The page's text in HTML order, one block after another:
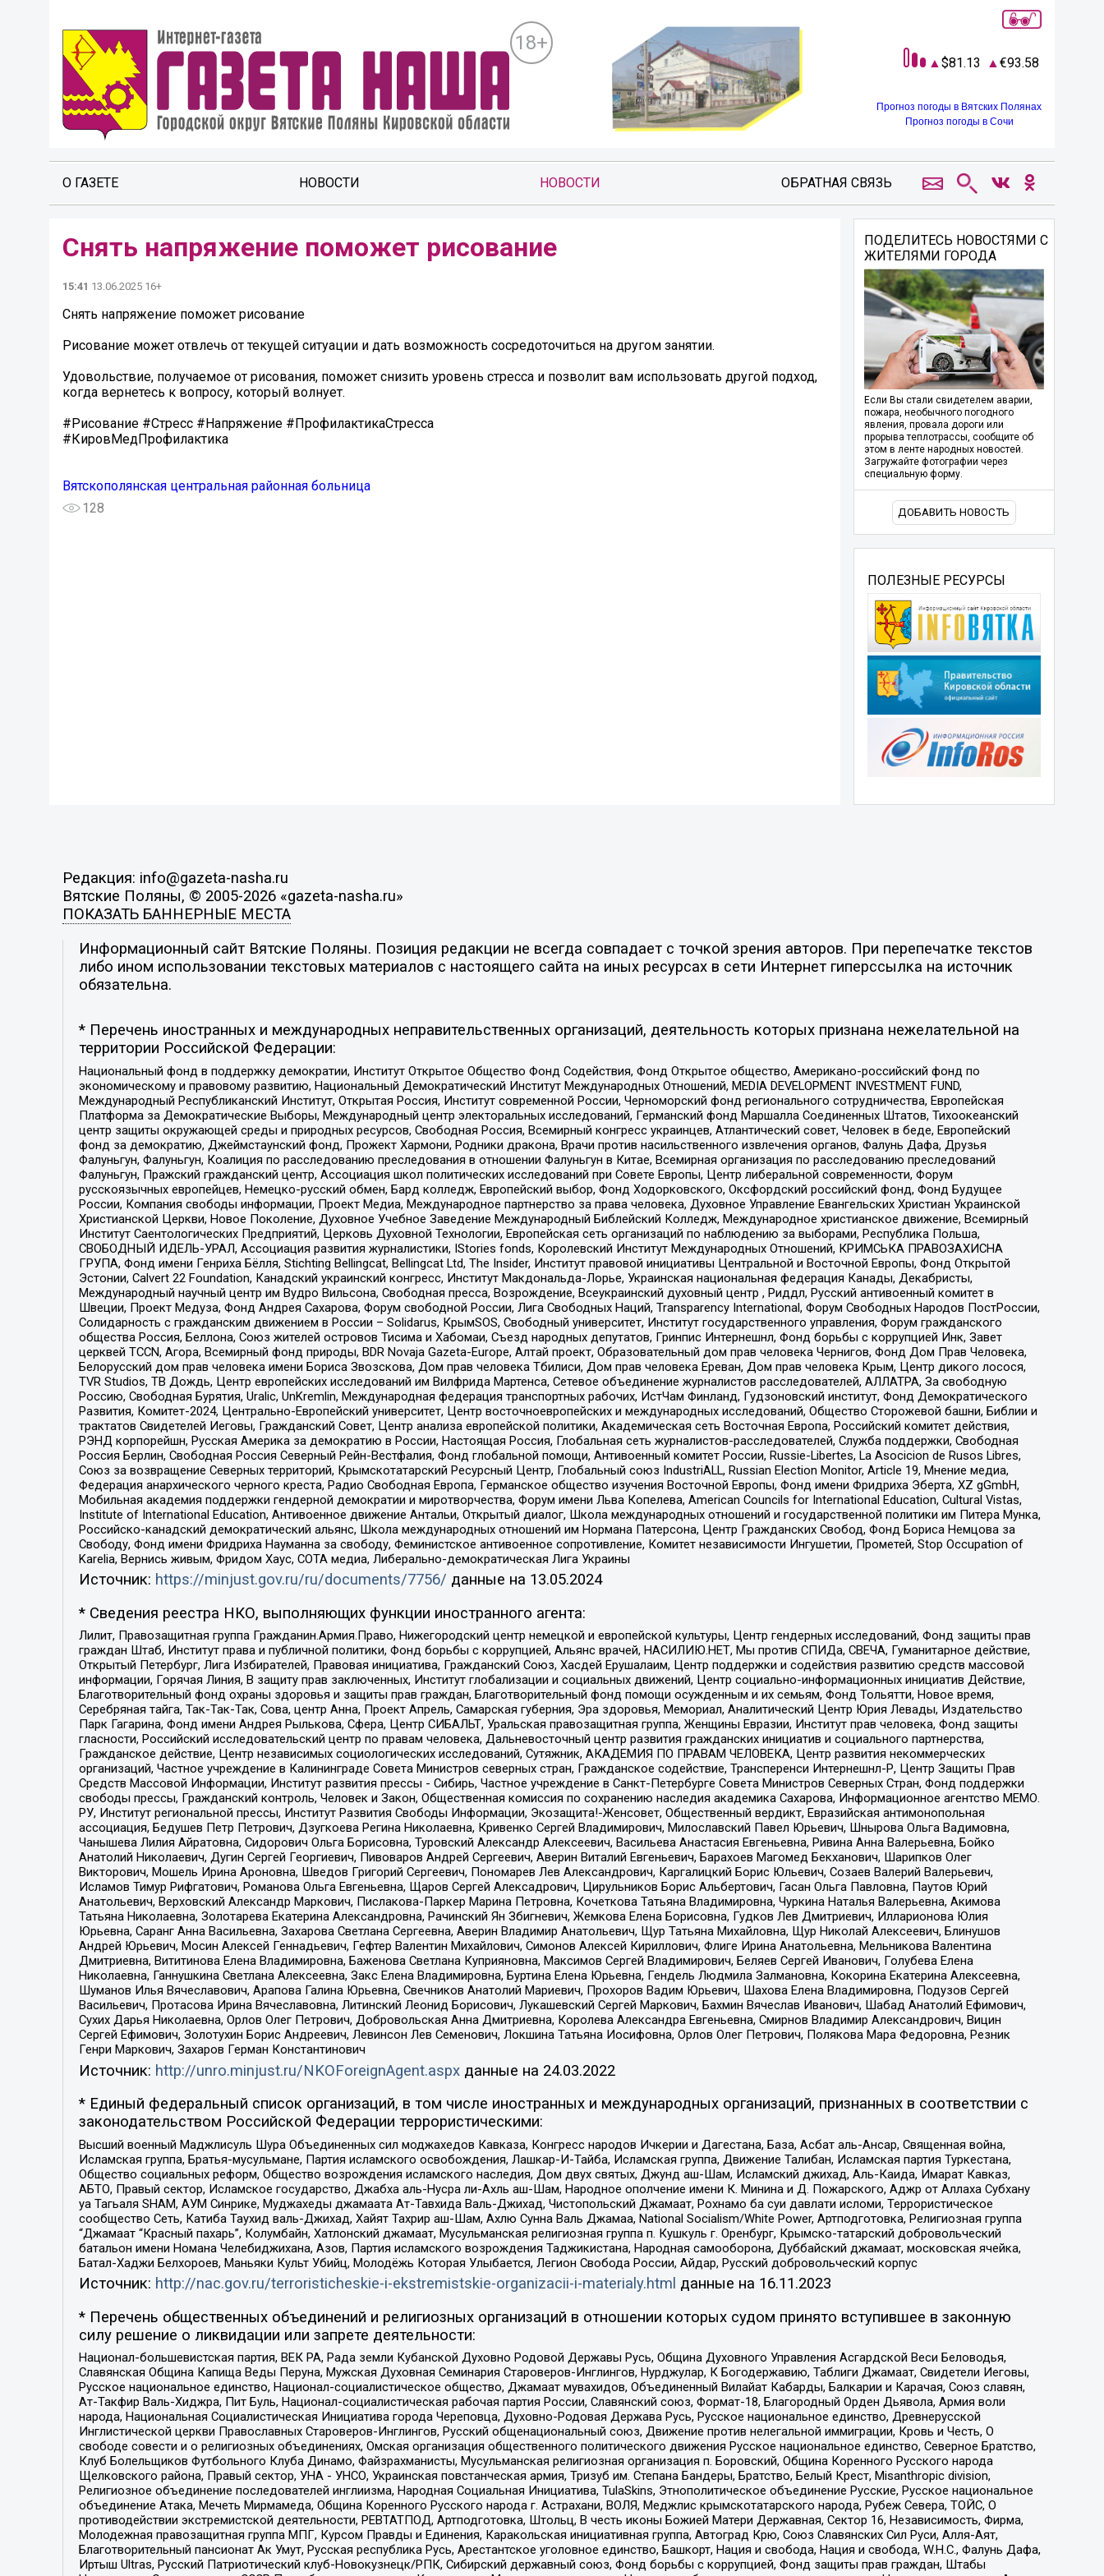
18+
81.13 93.58
Прогноз погоды в Вятских Полянах
Прогноз погоды в Сочи
О ГАЗЕТЕ НОВОСТИ НОВОСТИ ОБРАТНАЯ СВЯЗЬ
Снять напряжение поможет рисование
15:41 13.06.2025 16+
Снять напряжение поможет рисование
Рисование может отвлечь от текущей ситуации и дать возможность сосредоточиться на другом занятии.
Удовольствие, получаемое от рисования, поможет снизить уровень стресса и позволит вам использовать другой подход,
когда вернетесь к вопросу, который волнует.
#Рисование #Стресс #Напряжение #ПрофилактикаСтресса
#КировМедПрофилактика
Вятскополянская центральная районная больница
128
ПОДЕЛИТЕСЬ НОВОСТЯМИ С
ЖИТЕЛЯМИ ГОРОДА
Если Вы стали свидетелем аварии,
пожара, необычного погодного
явления, провала дороги или
прорыва теплотрассы, сообщите об
этом в ленте народных новостей.
Загружайте фотографии через
специальную форму.
ДОБАВИТЬ НОВОСТЬ
ПОЛЕЗНЫЕ РЕСУРСЫ
Редакция: info@gazeta-nasha.ru
Вятские Поляны, © 2005-2026 «gazeta-nasha.ru»
ПОКАЗАТЬ БАННЕРНЫЕ МЕСТА
Информационный сайт Вятские Поляны. Позиция редакции не всегда совпадает с точкой зрения авторов. При перепечатке текстов
либо ином использовании текстовых материалов с настоящего сайта на иных ресурсах в сети Интернет гиперссылка на источник
обязательна.
* Перечень иностранных и международных неправительственных организаций, деятельность которых признана нежелательной на
территории Российской Федерации:
Национальный фонд в поддержку демократии, Институт Открытое Общество Фонд Содействия, Фонд Открытое общество, Американо-российский фонд по
экономическому и правовому развитию, Национальный Демократический Институт Международных Отношений, MEDIA DEVELOPMENT INVESTMENT FUND,
Международный Республиканский Институт, Открытая Россия, Институт современной России, Черноморский фонд регионального сотрудничества, Европейская
Платформа за Демократические Выборы, Международный центр электоральных исследований, Германский фонд Маршалла Соединенных Штатов, Тихоокеанский
центр защиты окружающей среды и природных ресурсов, Свободная Россия, Всемирный конгресс украинцев, Атлантический совет, Человек в беде, Европейский
фонд за демократию, Джеймстаунский фонд, Прожект Хармони, Родники дракона, Врачи против насильственного извлечения органов, Фалунь Дафа, Друзья
Фалуньгун, Фалуньгун, Коалиция по расследованию преследования в отношении Фалуньгун в Китае, Всемирная организация по расследованию преследований
Фалуньгун, Пражский гражданский центр, Ассоциация школ политических исследований при Совете Европы, Центр либеральной современности, Форум
русскоязычных европейцев, Немецко-русский обмен, Бард колледж, Европейский выбор, Фонд Ходорковского, Оксфордский российский фонд, Фонд Будущее
России, Компания свободы информации, Проект Медиа, Международное партнерство за права человека, Духовное Управление Евангельских Христиан Украинской
Христианской Церкви, Новое Поколение, Духовное Учебное Заведение Международный Библейский Колледж, Международное христианское движение, Всемирный
Институт Саентологических Предприятий, Церковь Духовной Технологии, Европейская сеть организаций по наблюдению за выборами, Республика Польша,
СВОБОДНЫЙ ИДЕЛЬ-УРАЛ, Ассоциация развития журналистики, IStories fonds, Королевский Институт Международных Отношений, КРИМСЬКА ПРАВОЗАХИСНА
ГРУПА, Фонд имени Генриха Бёлля, Stichting Bellingcat, Bellingcat Ltd, The Insider, Институт правовой инициативы Центральной и Восточной Европы, Фонд Открытой
Эстонии, Calvert 22 Foundation, Канадский украинский конгресс, Институт Макдональда-Лорье, Украинская национальная федерация Канады, Декабристы,
Международный научный центр им Вудро Вильсона, Свободная пресса, Возрождение, Всеукраинский духовный центр , Риддл, Русский антивоенный комитет в
Швеции, Проект Медуза, Фонд Андрея Сахарова, Форум свободной России, Лига Свободных Наций, Transparеncy International, Форум Свободных Народов ПостРоссии,
Солидарность с гражданским движением в России – Solidarus, КрымSOS, Свободный университет, Институт государственного управления, Форум гражданского
общества Россия, Беллона, Союз жителей островов Тисима и Хабомаи, Съезд народных депутатов, Гринпис Интернешнл, Фонд борьбы с коррупцией Инк, Завет
церквей TCCN, Агора, Всемирный фонд природы, BDR Novaja Gazeta-Europe, Алтай проект, Образовательный дом прав человека Чернигов, Фонд Дом Прав Человека,
Белорусский дом прав человека имени Бориса Звозскова, Дом прав человека Тбилиси, Дом прав человека Ереван, Дом прав человека Крым, Центр дикого лосося,
TVR Studios, ТВ Дождь, Центр европейских исследований им Вилфрида Мартенса, Сетевое объединение журналистов расследователей, АЛЛАТРА, За свободную
Россию, Свободная Бурятия, Uralic, UnKremlin, Международная федерация транспортных рабочих, ИстЧам Финланд, Гудзоновский институт, Фонд Демократического
Развития, Комитет-2024, Центрально-Европейский университет, Центр восточноевропейских и международных исследований, Общество Сторожевой башни, Библии и
трактатов Свидетелей Иеговы, Гражданский Совет, Центр анализа европейской политики, Академическая сеть Восточная Европа, Российский комитет действия,
РЭНД корпорейшн, Русская Америка за демократию в России, Настоящая Россия, Глобальная сеть журналистов-расследователей, Служба поддержки, Свободная
Россия Берлин, Свободная Россия Северный Рейн-Вестфалия, Фонд глобальной помощи, Антивоенный комитет России, Russie-Libertes, La Asocicion de Rusos Libres,
Союз за возвращение Северных территорий, Крымскотатарский Ресурсный Центр, Глобальный союз IndustriALL, Russian Election Monitor, Article 19, Мнение медиа,
Федерация анархического черного креста, Радио Свободная Европа, Германское общество изучения Восточной Европы, Фонд имени Фридриха Эберта, XZ gGmbH,
Мобильная академия поддержки гендерной демократии и миротворчества, Форум имени Льва Копелева, American Councils for International Education, Cultural Vistas,
Institute of International Education, Антивоенное движение Антальи, Открытый диалог, Школа международных отношений и государственной политики им Питера Мунка,
Российско-канадский демократический альянс, Школа международных отношений им Нормана Патерсона, Центр Гражданских Свобод, Фонд Бориса Немцова за
Свободу, Фонд имени Фридриха Науманна за свободу, Феминистское антивоенное сопротивление, Комитет независимости Ингушетии, Прометей, Stop Occupation of
Karelia, Вернись живым, Фридом Хаус, СОТА медиа, Либерально-демократическая Лига Украины
Источник: https://minjust.gov.ru/ru/documents/7756/ данные на 13.05.2024
* Сведения реестра НКО, выполняющих функции иностранного агента:
Лилит, Правозащитная группа Гражданин.Армия.Право, Нижегородский центр немецкой и европейской культуры, Центр гендерных исследований, Фонд защиты прав
граждан Штаб, Институт права и публичной политики, Фонд борьбы с коррупцией, Альянс врачей, НАСИЛИЮ.НЕТ, Мы против СПИДа, СВЕЧА, Гуманитарное действие,
Открытый Петербург, Лига Избирателей, Правовая инициатива, Гражданский Союз, Хасдей Ерушалаим, Центр поддержки и содействия развитию средств массовой
информации, Горячая Линия, В защиту прав заключенных, Институт глобализации и социальных движений, Центр социально-информационных инициатив Действие,
Благотворительный фонд охраны здоровья и защиты прав граждан, Благотворительный фонд помощи осужденным и их семьям, Фонд Тольятти, Новое время,
Серебряная тайга, Так-Так-Так, Сова, центр Анна, Проект Апрель, Самарская губерния, Эра здоровья, Мемориал, Аналитический Центр Юрия Левады, Издательство
Парк Гагарина, Фонд имени Андрея Рылькова, Сфера, Центр СИБАЛЬТ, Уральская правозащитная группа, Женщины Евразии, Институт прав человека, Фонд защиты
гласности, Российский исследовательский центр по правам человека, Дальневосточный центр развития гражданских инициатив и социального партнерства,
Гражданское действие, Центр независимых социологических исследований, Сутяжник, АКАДЕМИЯ ПО ПРАВАМ ЧЕЛОВЕКА, Центр развития некоммерческих
организаций, Частное учреждение в Калининграде Совета Министров северных стран, Гражданское содействие, Трансперенси Интернешнл-Р, Центр Защиты Прав
Средств Массовой Информации, Институт развития прессы - Сибирь, Частное учреждение в Санкт-Петербурге Совета Министров Северных Стран, Фонд поддержки
свободы прессы, Гражданский контроль, Человек и Закон, Общественная комиссия по сохранению наследия академика Сахарова, Информационное агентство МЕМО.
РУ, Институт региональной прессы, Институт Развития Свободы Информации, Экозащита!-Женсовет, Общественный вердикт, Евразийская антимонопольная
ассоциация, Бедушев Петр Петрович, Дзугкоева Регина Николаевна, Кривенко Сергей Владимирович, Милославский Павел Юрьевич, Шнырова Ольга Вадимовна,
Чанышева Лилия Айратовна, Сидорович Ольга Борисовна, Туровский Александр Алексеевич, Васильева Анастасия Евгеньевна, Ривина Анна Валерьевна, Бойко
Анатолий Николаевич, Дугин Сергей Георгиевич, Пивоваров Андрей Сергеевич, Аверин Виталий Евгеньевич, Барахоев Магомед Бекханович, Шарипков Олег
Викторович, Мошель Ирина Ароновна, Шведов Григорий Сергеевич, Пономарев Лев Александрович, Каргалицкий Борис Юльевич, Созаев Валерий Валерьевич,
Исламов Тимур Рифгатович, Романова Ольга Евгеньевна, Щаров Сергей Алексадрович, Цирульников Борис Альбертович, Гасан Ольга Павловна, Паутов Юрий
Анатольевич, Верховский Александр Маркович, Пислакова-Паркер Марина Петровна, Кочеткова Татьяна Владимировна, Чуркина Наталья Валерьевна, Акимова
Татьяна Николаевна, Золотарева Екатерина Александровна, Рачинский Ян Збигневич, Жемкова Елена Борисовна, Гудков Лев Дмитриевич, Илларионова Юлия
Юрьевна, Саранг Анна Васильевна, Захарова Светлана Сергеевна, Аверин Владимир Анатольевич, Щур Татьяна Михайловна, Щур Николай Алексеевич, Блинушов
Андрей Юрьевич, Мосин Алексей Геннадьевич, Гефтер Валентин Михайлович, Симонов Алексей Кириллович, Флиге Ирина Анатольевна, Мельникова Валентина
Дмитриевна, Вититинова Елена Владимировна, Баженова Светлана Куприяновна, Максимов Сергей Владимирович, Беляев Сергей Иванович, Голубева Елена
Николаевна, Ганнушкина Светлана Алексеевна, Закс Елена Владимировна, Буртина Елена Юрьевна, Гендель Людмила Залмановна, Кокорина Екатерина Алексеевна,
Шуманов Илья Вячеславович, Арапова Галина Юрьевна, Свечников Анатолий Мариевич, Прохоров Вадим Юрьевич, Шахова Елена Владимировна, Подузов Сергей
Васильевич, Протасова Ирина Вячеславовна, Литинский Леонид Борисович, Лукашевский Сергей Маркович, Бахмин Вячеслав Иванович, Шабад Анатолий Ефимович,
Сухих Дарья Николаевна, Орлов Олег Петрович, Добровольская Анна Дмитриевна, Королева Александра Евгеньевна, Смирнов Владимир Александрович, Вицин
Сергей Ефимович, Золотухин Борис Андреевич, Левинсон Лев Семенович, Локшина Татьяна Иосифовна, Орлов Олег Петрович, Полякова Мара Федоровна, Резник
Генри Маркович, Захаров Герман Константинович
Источник: http://unro.minjust.ru/NKOForeignAgent.aspxданные на 24.03.2022
* Единый федеральный список организаций, в том числе иностранных и международных организаций, признанных в соответствии с
законодательством Российской Федерации террористическими:
Высший военный Маджлисуль Шура Объединенных сил моджахедов Кавказа, Конгресс народов Ичкерии и Дагестана, База, Асбат аль-Ансар, Священная война,
Исламская группа, Братья-мусульмане, Партия исламского освобождения, Лашкар-И-Тайба, Исламская группа, Движение Талибан, Исламская партия Туркестана,
Общество социальных реформ, Общество возрождения исламского наследия, Дом двух святых, Джунд аш-Шам, Исламский джихад, Аль-Каида, Имарат Кавказ,
АБТО, Правый сектор, Исламское государство, Джабха аль-Нусра ли-Ахль аш-Шам, Народное ополчение имени К. Минина и Д. Пожарского, Аджр от Аллаха Субхану
уа Тагьаля SHAM, АУМ Синрике, Муджахеды джамаата Ат-Тавхида Валь-Джихад, Чистопольский Джамаат, Рохнамо ба суи давлати исломи, Террористическое
сообщество Сеть, Катиба Таухид валь-Джихад, Хайят Тахрир аш-Шам, Ахлю Сунна Валь Джамаа, National Socialism/White Power, Артподготовка, Религиозная группа
“Джамаат “Красный пахарь”, Колумбайн, Хатлонский джамаат, Мусульманская религиозная группа п. Кушкуль г. Оренбург, Крымско-татарский добровольческий
батальон имени Номана Челебиджихана, Азов, Партия исламского возрождения Таджикистана, Народная самооборона, Дуббайский джамаат, московская ячейка,
Батал-Хаджи Белхороев, Маньяки Культ Убийц, Молодёжь Которая Улыбается, Легион Свобода России, Айдар, Русский добровольческий корпус
Источник: http://nac.gov.ru/terroristicheskie-i-ekstremistskie-organizacii-i-materialy.html данные на 16.11.2023
* Перечень общественных объединений и религиозных организаций в отношении которых судом принято вступившее в законную
силу решение о ликвидации или запрете деятельности:
Национал-большевистская партия, ВЕК РА, Рада земли Кубанской Духовно Родовой Державы Русь, Община Духовного Управления Асгардской Веси Беловодья,
Славянская Община Капища Веды Перуна, Мужская Духовная Семинария Староверов-Инглингов, Нурджулар, К Богодержавию, Таблиги Джамаат, Свидетели Иеговы,
Русское национальное единство, Национал-социалистическое общество, Джамаат мувахидов, Объединенный Вилайат Кабарды, Балкарии и Карачая, Союз славян,
Ат-Такфир Валь-Хиджра, Пит Буль, Национал-социалистическая рабочая партия России, Славянский союз, Формат-18, Благородный Орден Дьявола, Армия воли
народа, Национальная Социалистическая Инициатива города Череповца, Духовно-Родовая Держава Русь, Русское национальное единство, Древнерусской
Инглистической церкви Православных Староверов-Инглингов, Русский общенациональный союз, Движение против нелегальной иммиграции, Кровь и Честь, О
свободе совести и о религиозных объединениях, Омская организация общественного политического движения Русское национальное единство, Северное Братство,
Клуб Болельщиков Футбольного Клуба Динамо, Файзрахманисты, Мусульманская религиозная организация п. Боровский, Община Коренного Русского народа
Щелковского района, Правый сектор, УНА - УНСО, Украинская повстанческая армия, Тризуб им. Степана Бандеры, Братство, Белый Крест, Misanthropic division,
Религиозное объединение последователей инглиизма, Народная Социальная Инициатива, TulaSkins, Этнополитическое объединение Русские, Русское национальное
объединение Атака, Мечеть Мирмамеда, Община Коренного Русского народа г. Астрахани, ВОЛЯ, Меджлис крымскотатарского народа, Рубеж Севера, ТОЙС, О
противодействии экстремистской деятельности, РЕВТАТПОД, Артподготовка, Штольц, В честь иконы Божией Матери Державная, Сектор 16, Независимость, Фирма,
Молодежная правозащитная группа МПГ, Курсом Правды и Единения, Каракольская инициативная группа, Автоград Крю, Союз Славянских Сил Руси, Алля-Аят,
Благотворительный пансионат Ак Умут, Русская республика Русь, Арестантское уголовное единство, Башкорт, Нация и свобода, Нация и свобода, W.H.С., Фалунь Дафа,
Иртыш Ultras, Русский Патриотический клуб-Новокузнецк/РПК, Сибирский державный союз, Фонд борьбы с коррупцией, Фонд защиты прав граждан, Штабы